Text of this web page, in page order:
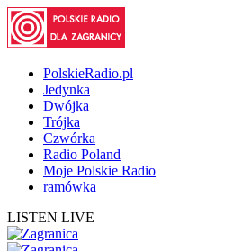
PolskieRadio.pl
Jedynka
Dwójka
Trójka
Czwórka
Radio Poland
Moje Polskie Radio
ramówka
LISTEN LIVE